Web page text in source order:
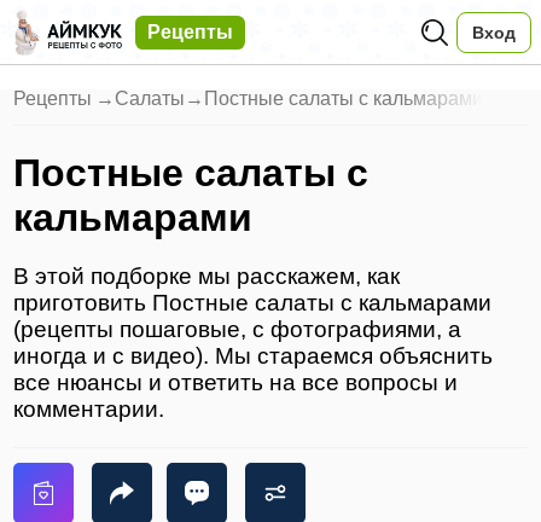
Рецепты Вход
Рецепты → Салаты → Постные салаты с кальмарами
Постные салаты с
кальмарами
В этой подборке мы расскажем, как
приготовить Постные салаты с кальмарами
(рецепты пошаговые, с фотографиями, а
иногда и с видео). Мы стараемся объяснить
все нюансы и ответить на все вопросы и
комментарии.